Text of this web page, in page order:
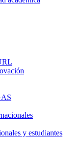
y estudiantes